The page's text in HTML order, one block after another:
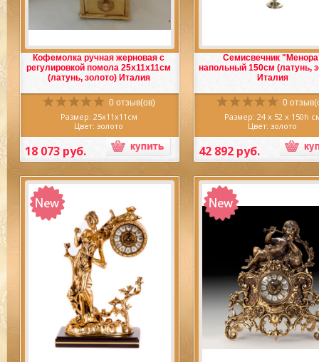
Кофемолка ручная жерновая с
регулировкой помола 25х11х11см
(латунь, золото) Италия
0 отзыв(ов)
Размер: 25х11х11см
Цвет: золото
Материал: латунь
Производитель: Италия
Очаровательная Кофемолка ручная
выполнена первоклассными
мастерами литейного дела из латуни
в прекрасном золотом цвете.
Покупая аксессуары для интерьера
излатуни
у нас в магазине, вы
можете быть уверены, что вне
зависимости от вашего выбора ваша
Кофемолка ручная с регулировкой
помола 25х11х11см (латунь, золото)
Италия, идеально впишется в
интерьер дома или квартиры, так как
благородна и универсальна.
Кофемолка ручная с регулировкой
помола создана руками искусных
мастеров из материалов высокого
качества, что позволит вам не один
год использовать аксессуар и
наслаждаться его великолепием.
Кофемолка ручная выполнена в
18 073 руб.
Семисвечник
напольный 150см (латунь,
Италия
0
Размер: 24 х 52 x 150h
Цвет: золото
Материал: латунь
Производитель: Италия
Восхитительный
(латунь),выполнен
мастерами литейного дела
в превосходном золотом
настоящее время
подсвечники
актуальность как
приборы, электрическая
вытеснила свечу более ста
Но при этомподсвечники
востребованными как
которыми украшают
вас есть возможность прямо
купить эксклюзивный
7 свечей "Менора" (латунь).
Подсвечник на 7 свечей
(латунь)выполнен в
дизайне и цветовом
позволит достойным
дополнить интерьер
42 892 руб.